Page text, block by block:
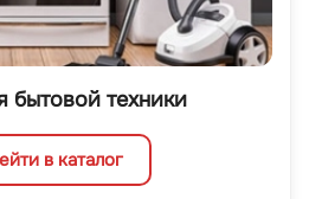
бытовой техники
в каталог